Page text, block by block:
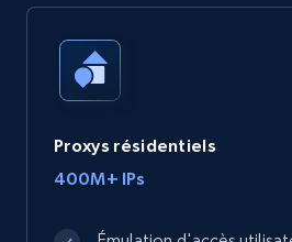
Proxys résidentiels
400M+ IPs